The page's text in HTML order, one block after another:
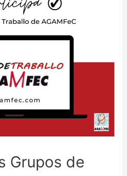
Grupos de